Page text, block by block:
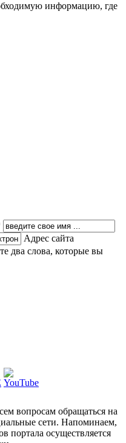
информацию, где
Адрес сайта
два слова, которые вы
вопросам обращаться на
сети. Напоминаем,
портала осуществляется